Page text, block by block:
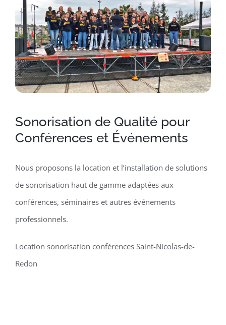
Sonorisation de Qualité pour
Conférences et Événements
Nous proposons la location et l’installation de solutions
de sonorisation haut de gamme adaptées aux
conférences, séminaires et autres événements
professionnels.
Location sonorisation conférences Saint-Nicolas-de-
Redon